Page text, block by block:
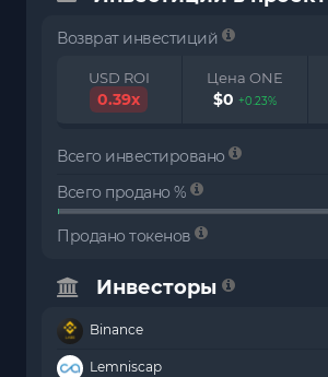
Возврат инвестиций
USD ROI
0.39x
Цена ONE
$0 +0.23%
Всего инвестировано
Всего продано %
Продано токенов
Инвесторы
Binance
Lemniscap